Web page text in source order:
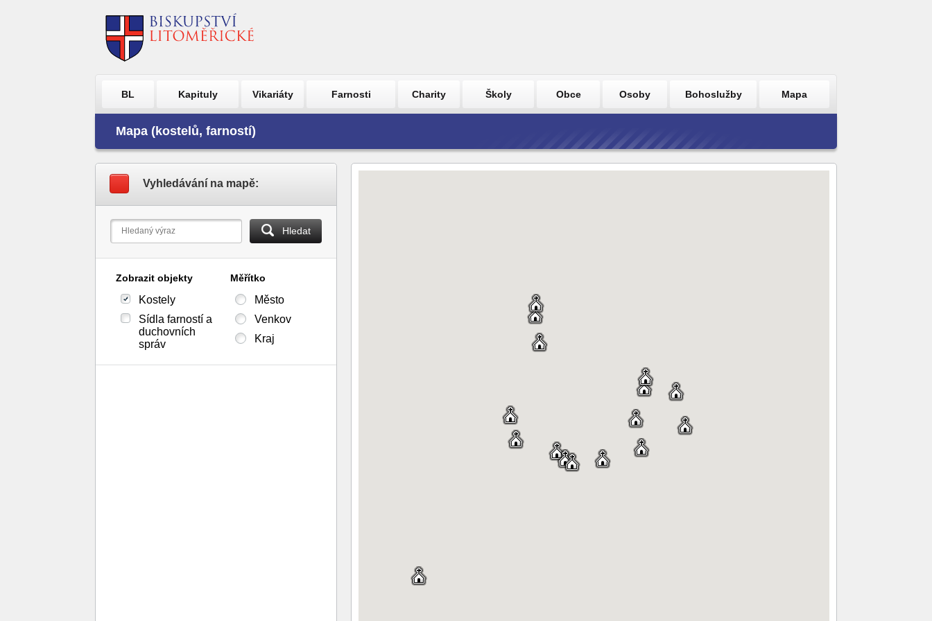
BL Kapituly Vikariáty Farnosti Charity Školy Obce Osoby Bohoslužby Mapa
Mapa (kostelů, farností)
Vyhledávání na mapě:
Hledat
Zobrazit objekty
Kostely
Sídla farností a
duchovních
správ
Měřítko
Město
Venkov
Kraj